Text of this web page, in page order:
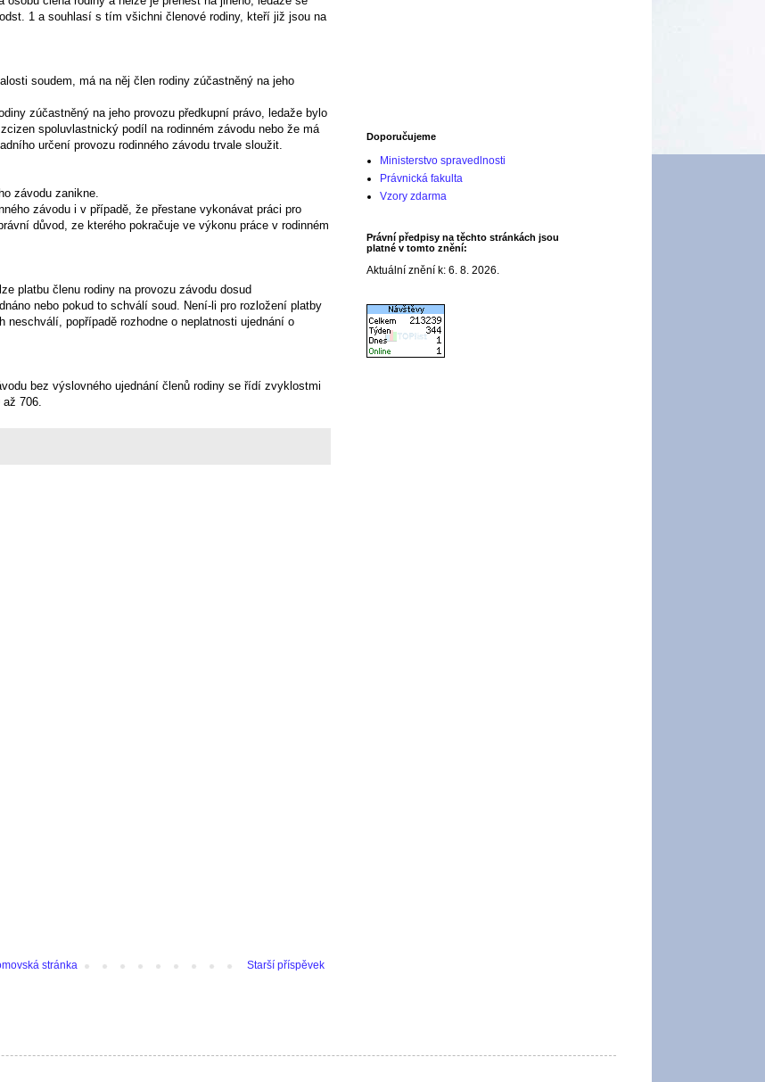
1 a souhlasí s tím všichni členové rodiny, kteří již jsou na
soudem, má na něj člen rodiny zúčastněný na jeho
zúčastněný na jeho provozu předkupní právo, ledaže bylo
spoluvlastnický podíl na rodinném závodu nebo že má
určení provozu rodinného závodu trvale sloužit.
závodu zanikne.
závodu i v případě, že přestane vykonávat práci pro
důvod, ze kterého pokračuje ve výkonu práce v rodinném
platbu členu rodiny na provozu závodu dosud
nebo pokud to schválí soud. Není-li pro rozložení platby
popřípadě rozhodne o neplatnosti ujednání o
bez výslovného ujednání členů rodiny se řídí zvyklostmi
až 706.
Starší příspěvek
stránka
Doporučujeme
Ministerstvo spravedlnosti
Právnická fakulta
Vzory zdarma
Právní předpisy na těchto stránkách jsou
platné v tomto znění:
Aktuální znění k: 6. 8. 2026.